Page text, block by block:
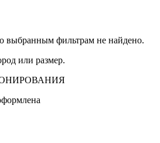
выбранным фильтрам не найдено.
или размер.